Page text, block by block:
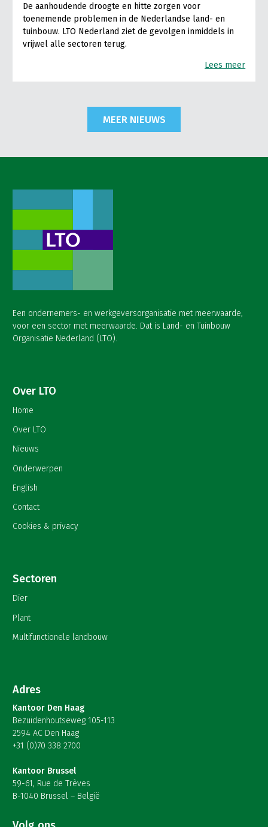
De aanhoudende droogte en hitte zorgen voor
toenemende problemen in de Nederlandse land- en
tuinbouw. LTO Nederland ziet de gevolgen inmiddels in
vrijwel alle sectoren terug.
Lees meer
MEER NIEUWS
Een ondernemers- en werkgeversorganisatie met meerwaarde,
voor een sector met meerwaarde. Dat is Land- en Tuinbouw
Organisatie Nederland (LTO).
Over LTO
Home
Over LTO
Nieuws
Onderwerpen
English
Contact
Cookies & privacy
Sectoren
Dier
Plant
Multifunctionele landbouw
Adres
Kantoor Den Haag
Bezuidenhoutseweg 105-113
2594 AC Den Haag
+31 (0)70 338 2700
Kantoor Brussel
59-61, Rue de Trèves
B-1040 Brussel – België